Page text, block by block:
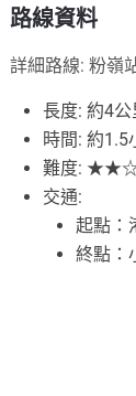
路線資料
詳細路線: 粉嶺
長度: 約4公
時間: 約1.5
難度:
交通:
起點：
終點：